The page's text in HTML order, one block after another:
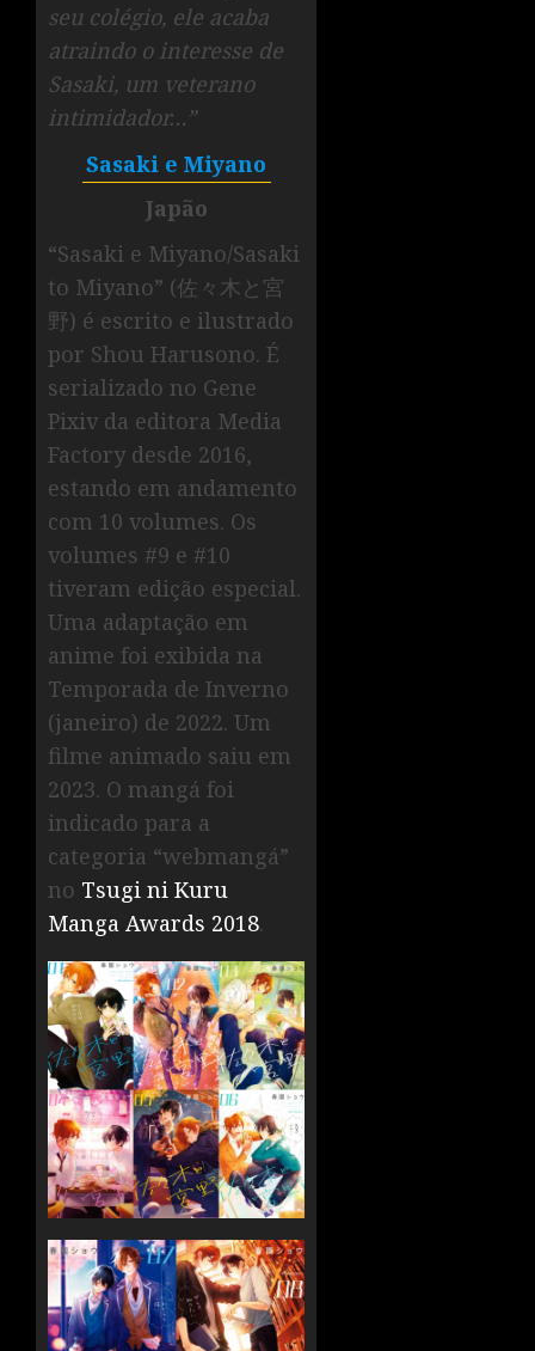
seu colégio, ele acaba
atraindo o interesse de
Sasaki, um veterano
intimidador…”
Sasaki e Miyano
Japão
“Sasaki e Miyano/Sasaki
to Miyano” (佐々木と宮
野) é escrito e ilustrado
por Shou Harusono. É
serializado no Gene
Pixiv da editora Media
Factory desde 2016,
estando em andamento
com 10 volumes. Os
volumes #9 e #10
tiveram edição especial.
Uma adaptação em
anime foi exibida na
Temporada de Inverno
(janeiro) de 2022. Um
filme animado saiu em
2023. O mangá foi
indicado para a
categoria “webmangá”
no Tsugi ni Kuru
Manga Awards 2018.